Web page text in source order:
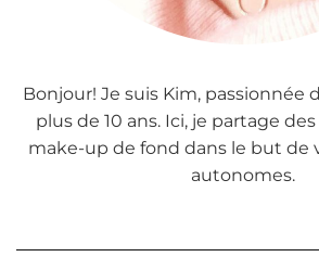
Bonjour! Je suis Kim, passionnée
plus de 10 ans. Ici, je partage
make-up de fond dans le but de
autonomes.